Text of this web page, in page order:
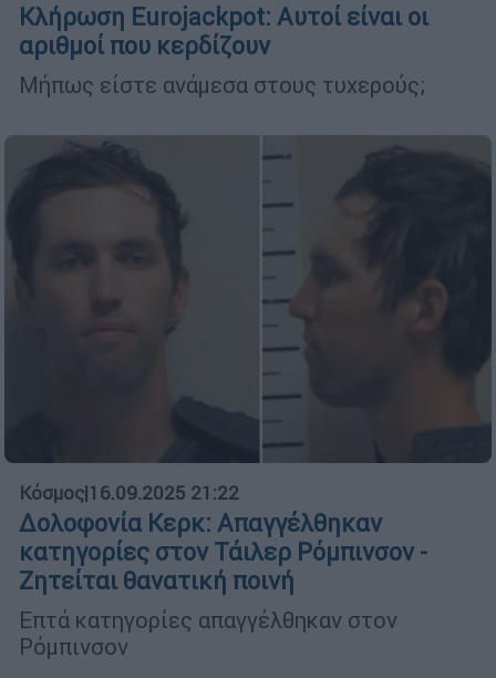
Κλήρωση Eurojackpot: Αυτοί είναι οι
αριθμοί που κερδίζουν
Μήπως είστε ανάμεσα στους τυχερούς;
Κόσμος|16.09.2025 21:22
Δολοφονία Κερκ: Απαγγέλθηκαν
κατηγορίες στον Τάιλερ Ρόμπινσον -
Ζητείται θανατική ποινή
Επτά κατηγορίες απαγγέλθηκαν στον
Ρόμπινσον